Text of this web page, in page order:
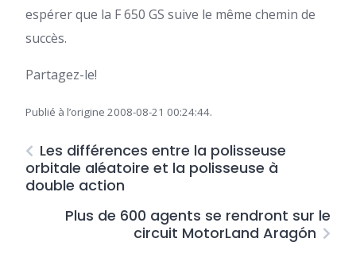
espérer que la F 650 GS suive le même chemin de
succès.
Partagez-le!
Publié à l’origine 2008-08-21 00:24:44.
Les différences entre la polisseuse
orbitale aléatoire et la polisseuse à
double action
Plus de 600 agents se rendront sur le
circuit MotorLand Aragón